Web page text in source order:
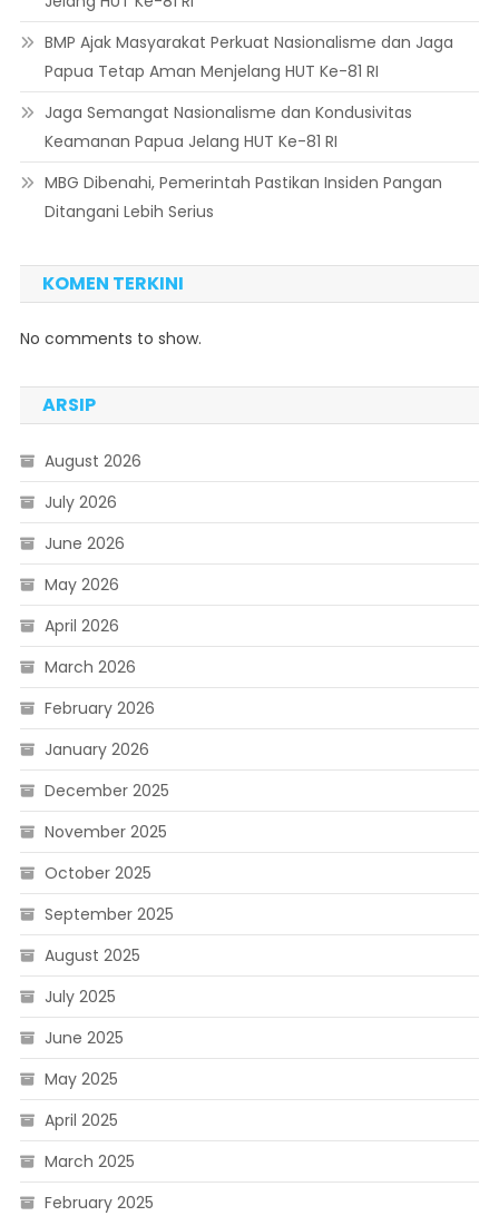
BMP Ajak Masyarakat Perkuat Nasionalisme dan Jaga
Papua Tetap Aman Menjelang HUT Ke-81 RI
Jaga Semangat Nasionalisme dan Kondusivitas
Keamanan Papua Jelang HUT Ke-81 RI
MBG Dibenahi, Pemerintah Pastikan Insiden Pangan
Ditangani Lebih Serius
KOMEN TERKINI
No comments to show.
ARSIP
August 2026
July 2026
June 2026
May 2026
April 2026
March 2026
February 2026
January 2026
December 2025
November 2025
October 2025
September 2025
August 2025
July 2025
June 2025
May 2025
April 2025
March 2025
February 2025